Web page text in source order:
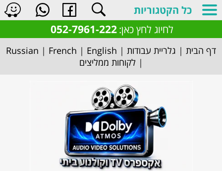
כל הקטגוריות
לחיוג לחץ כאן:052-7961-222
דף הבית | גלריית עבודות |
Russian | French | English
| לקוחות ממליצים